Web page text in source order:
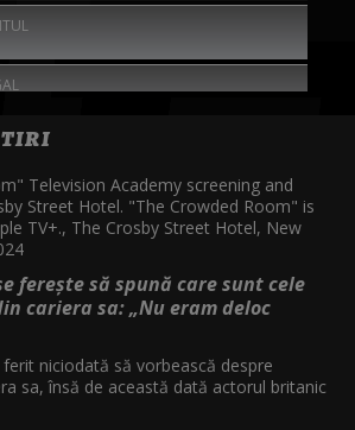
2
ferește să spună care sunt cele
cariera sa: „Nu eram deloc
niciodată să vorbească despre
sa, însă de această dată actorul britanic